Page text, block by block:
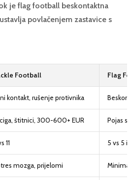
je flag football beskontaktna
povlačenjem zastavice s
Football Flag
kontakt, rušenje protivnika
štitnici, 300-600+ EUR Pojas sa
11 5 vs 5 ili
mozga, prijelomi